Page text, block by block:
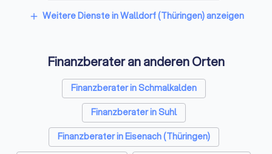
add Weitere Dienste in Walldorf (Thüringen) anzeigen
Finanzberater an anderen Orten
Finanzberater in Schmalkalden
Finanzberater in Suhl
Finanzberater in Eisenach (Thüringen)